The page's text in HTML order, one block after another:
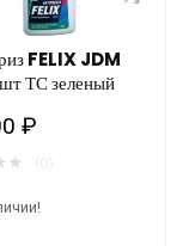
FELIX JDM
1кг/ 15шт ТС зеленый
₽
★